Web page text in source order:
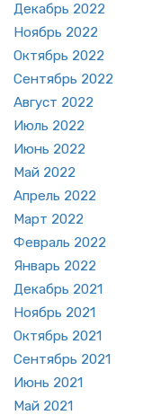
Де­кабрь 2022
Но­ябрь 2022
Ок­тябрь 2022
Сен­тябрь 2022
Ав­густ 2022
Июль 2022
Июнь 2022
Май 2022
Ап­рель 2022
Март 2022
Фев­раль 2022
Ян­варь 2022
Де­кабрь 2021
Но­ябрь 2021
Ок­тябрь 2021
Сен­тябрь 2021
Июнь 2021
Май 2021